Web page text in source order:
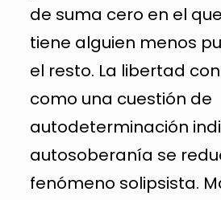
de suma cero en el
tiene alguien menos
el resto. La libertad
como una cuestión de
autodeterminación
autosoberanía se
fenómeno solipsista.